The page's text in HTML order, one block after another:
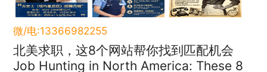
微/电:13366982255
北美求职，这8个网站帮你找到匹配机会
Job Hunting in North America: These 8